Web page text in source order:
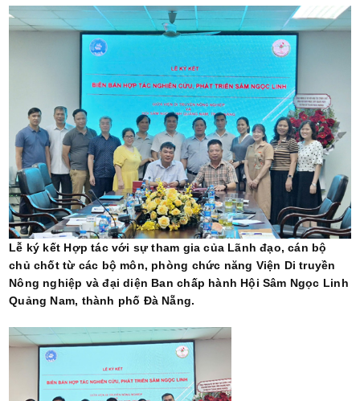
Lễ ký kết Hợp tác với sự tham gia của Lãnh đạo, cán bộ
chủ chốt từ các bộ môn, phòng chức năng Viện Di truyền
Nông nghiệp và đại diện Ban chấp hành Hội Sâm Ngọc Linh
Quảng Nam, thành phố Đà Nẵng.